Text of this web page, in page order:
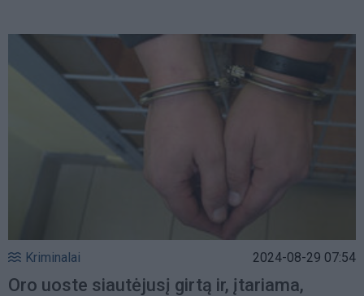
Kriminalai 2024-08-29 07:54
Oro uoste siautėjusį girtą ir, įtariama,